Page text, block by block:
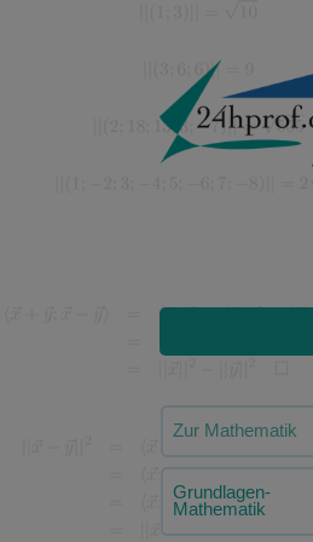
Zur Mathematik
Grundlagen-
Mathematik